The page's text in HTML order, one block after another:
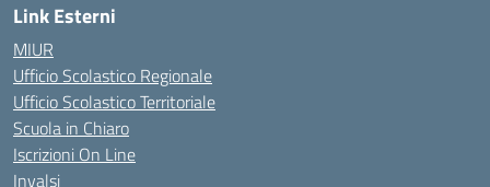
Link Esterni
MIUR
Ufficio Scolastico Regionale
Ufficio Scolastico Territoriale
Scuola in Chiaro
Iscrizioni On Line
Invalsi